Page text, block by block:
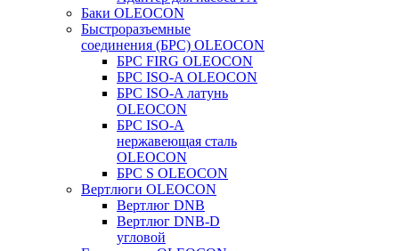
Баки OLEOCON
Быстроразъемные
соединения (БРС) OLEOCON
БРС FIRG OLEOCON
БРС ISO-A OLEOCON
БРС ISO-A латунь
OLEOCON
БРС ISO-A
нержавеющая сталь
OLEOCON
БРС S OLEOCON
Вертлюги OLEOCON
Вертлюг DNB
Вертлюг DNB-D
угловой